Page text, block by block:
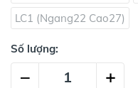
LC1 (Ngang22 Cao27)
Số lượng:
– +